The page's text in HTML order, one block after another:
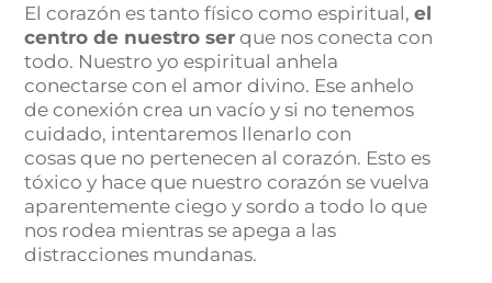
El corazón es tanto físico como espiritual,el
centro de nuestro ser que nos conecta con
todo. Nuestro yo espiritual anhela
conectarse con el amor divino. Ese anhelo
de conexión crea un vacío y si no tenemos
cuidado, intentaremos llenarlo con
cosas que no pertenecen al corazón. Esto es
tóxico y hace que nuestro corazón se vuelva
aparentemente ciego y sordo a todo lo que
nos rodea mientras se apega a las
distracciones mundanas.